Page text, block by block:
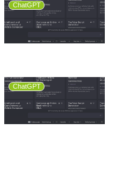
ChatGPT
ChatGPT